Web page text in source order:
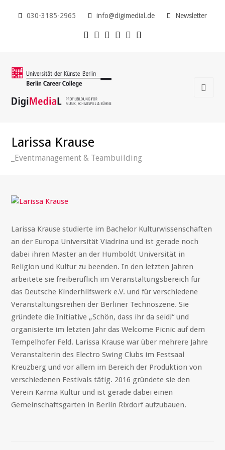
030-3185-2965 info@digimedial.de Newsletter
Larissa Krause
_Eventmanagement & Teambuilding
Larissa Krause studierte im Bachelor Kulturwissenschaften
an der Europa Universität Viadrina und ist gerade noch
dabei ihren Master an der Humboldt Universität in
Religion und Kultur zu beenden. In den letzten Jahren
arbeitete sie freiberuflich im Veranstaltungsbereich für
das Deutsche Kinderhilfswerk e.V. und für verschiedene
Veranstaltungsreihen der Berliner Technoszene. Sie
gründete die Initiative „Schön, dass ihr da seid!“ und
organisierte im letzten Jahr das Welcome Picnic auf dem
Tempelhofer Feld. Larissa Krause war über mehrere Jahre
Veranstalterin des Electro Swing Clubs im Festsaal
Kreuzberg und vor allem im Bereich der Produktion von
verschiedenen Festivals tätig. 2016 gründete sie den
Verein Karma Kultur und ist gerade dabei einen
Gemeinschaftsgarten in Berlin Rixdorf aufzubauen.